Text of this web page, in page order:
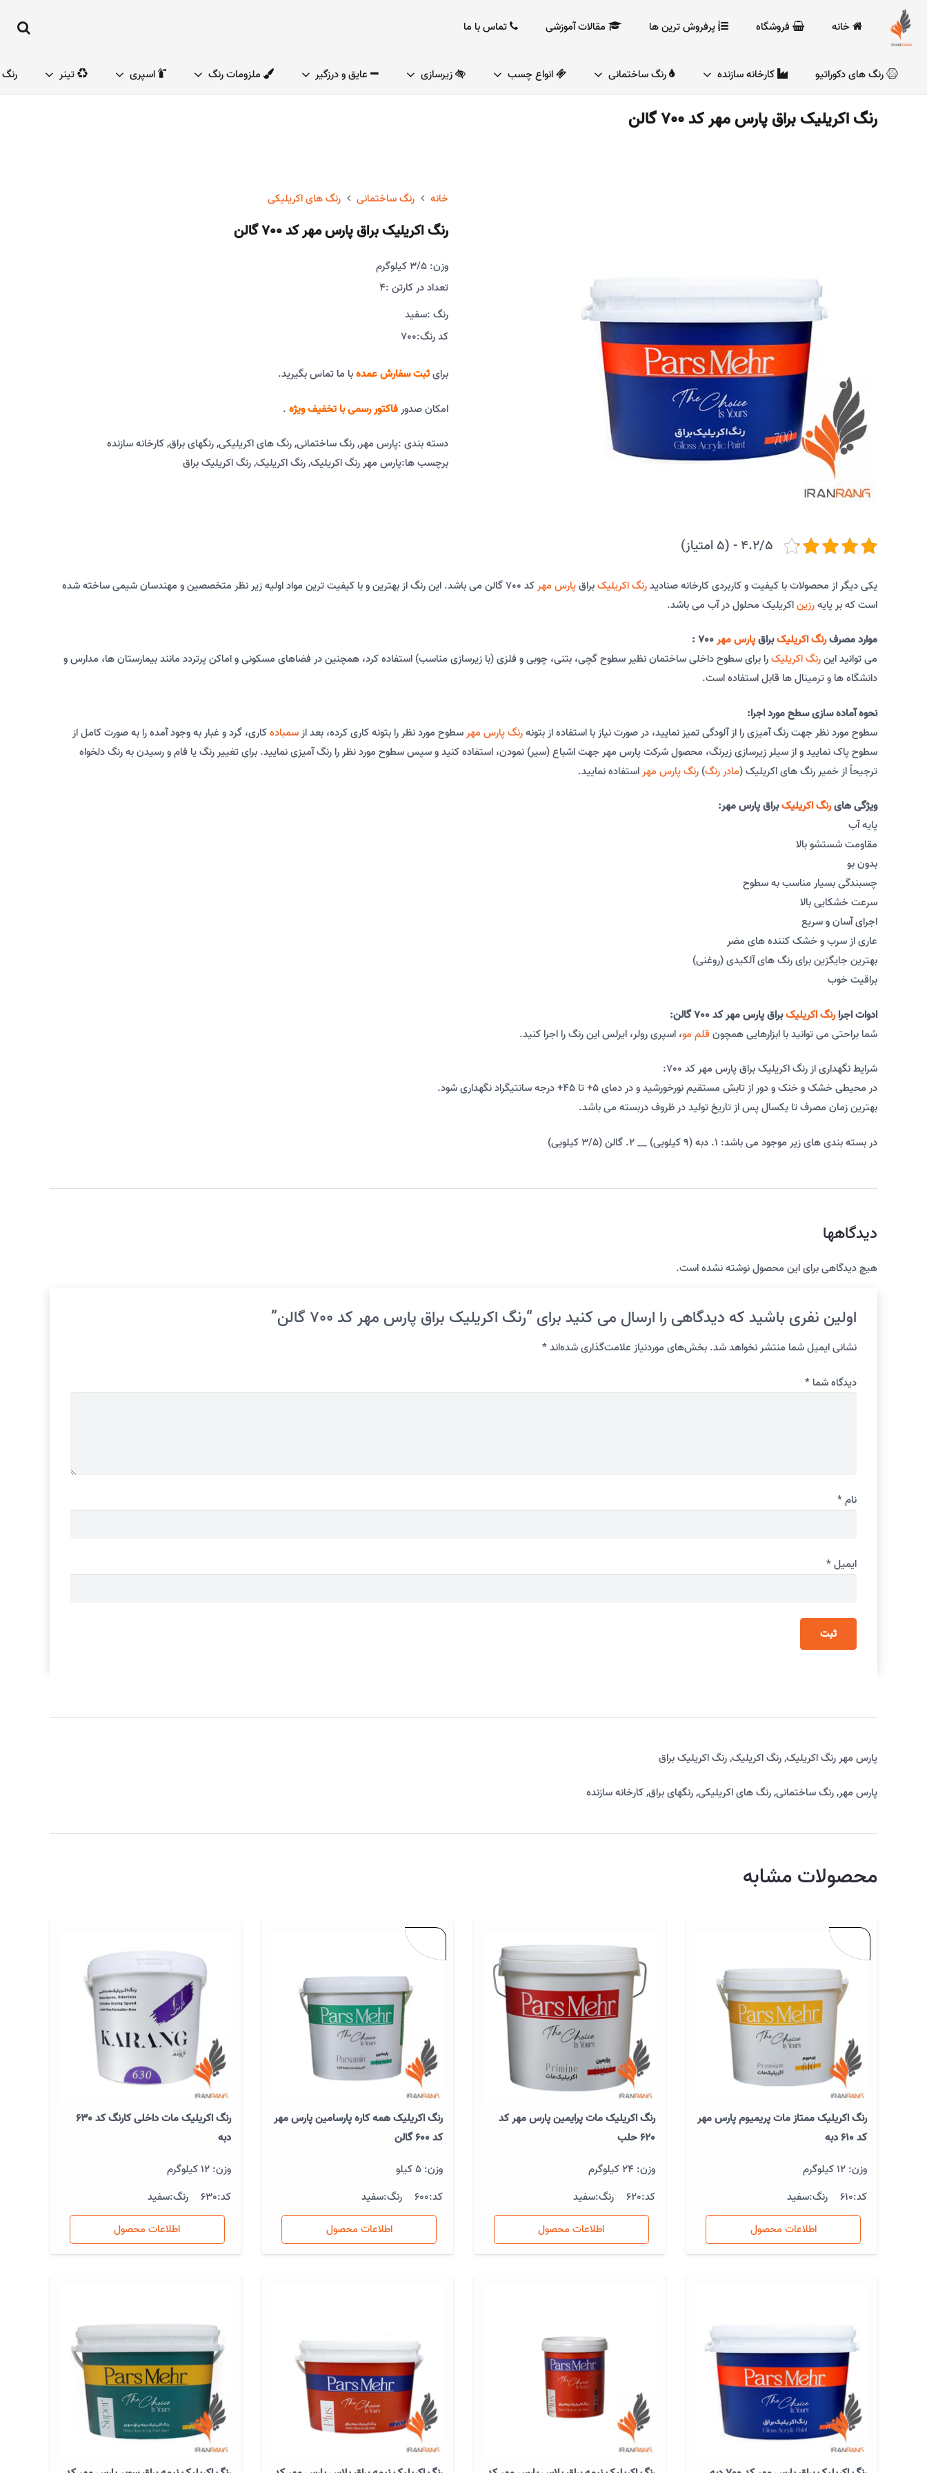
خانه فروشگاه پرفروش ترین ها مقالات آموزشی تماس با ما
رنگ های دکوراتیو کارخانه سازنده رنگ ساختمانی انواع چسب زیرسازی عایق و درزگیر ملزومات رنگ اسپری تینر
رنگ اکریلیک براق پارس مهر کد 700 گالن
خانه رنگ ساختمانی رنگ های اکریلیکی
رنگ اکریلیک براق پارس مهر کد 700 گالن
وزن: 3/5 کیلوگرم
تعداد در کارتن :4
رنگ :سفید
کد رنگ:700
برایثبت سفارش عمدهبا ما تماس بگیرید.
امکان صدورفاکتور رسمی با تخفیف ویژه .
دسته بندی :پارس مهر,رنگ ساختمانی,رنگ های اکریلیکی,رنگهای براق,کارخانه سازنده
برچسب ها:پارس مهر رنگ اکریلیک,رنگ اکریلیک,رنگ اکریلیک براق
4.2/5 - (5 امتیاز)
یکی دیگر از محصولات با کیفیت و کاربردی کارخانه صنادیدرنگ اکریلیکبراقپارس مهر
کد 700 گالن می باشد. این رنگ از بهترین و با کیفیت ترین مواد اولیه زیر نظر متخصصین و مهندسان شیمی ساخته شده
است که بر پایهرزیناکریلیک محلول در آب می باشد.
موارد مصرفرنگ اکریلیکبراقپارس مهر700 :
می توانید اینرنگ اکریلیکرا برای سطوح داخلی ساختمان نظیر سطوح گچی، بتنی، چوبی و فلزی (با زیرسازی مناسب) استفاده کرد، همچنین در فضاهای مسکونی و اماکن پرتردد مانند بیمارستان ها، مدارس و
دانشگاه ها و ترمینال ها قابل استفاده است.
نحوه آماده سازی سطح مورد اجرا:
سطوح مورد نظر جهت رنگ آمیزی را از آلودگی تمیز نمایید، در صورت نیاز با استفاده از بتونهرنگ پارس مهر سطوح مورد نظر را بتونه کاری کرده، بعد از سمبادهکاری، گرد و غبار به وجود آمده را به صورت کامل از
سطوح پاک نمایید و از سیلر زیرسازی زیرنگ، محصول شرکت پارس مهر جهت اشباع (سیر) نمودن، استفاده کنید و سپس سطوح مورد نظر را رنگ آمیزی نمایید. برای تغییر رنگ یا فام و رسیدن به رنگ دلخواه
ترجیحاً از خمیر رنگ های اکریلیک (مادر رنگ) رنگ پارس مهر استفاده نمایید.
ویژگی هایرنگ اکریلیکبراق پارس مهر:
پایه آب
مقاومت شستشو بالا
بدون بو
چسبندگی بسیار مناسب به سطوح
سرعت خشکایی بالا
اجرای آسان و سریع
عاری از سرب و خشک کننده های مضر
بهترین جایگزین برای رنگ های آلکیدی (روغنی)
براقیت خوب
ادوات اجرارنگ اکریلیکبراق پارس مهر کد 700 گالن:
شما براحتی می توانید با ابزارهایی همچونقلم مو، اسپری رولر، ایرلس این رنگ را اجرا کنید.
شرایط نگهداری از رنگ اکریلیک براق پارس مهر کد 700:
در محیطی خشک و خنک و دور از تابش مستقیم نورخورشید و در دمای 5+ تا 45+ درجه سانتیگراد نگهداری شود.
بهترین زمان مصرف تا یکسال پس از تاریخ تولید در ظروف دربسته می باشد.
در بسته بندی های زیر موجود می باشد: 1. دبه (9 کیلویی) __ 2. گالن (3/5 کیلویی)
دیدگاهها
هیچ دیدگاهی برای این محصول نوشته نشده است.
اولین نفری باشید که دیدگاهی را ارسال می کنید برای “رنگ اکریلیک براق پارس مهر کد 700 گالن”
نشانی ایمیل شما منتشر نخواهد شد. بخش‌های موردنیاز علامت‌گذاری شده‌اند*
دیدگاه شما *
نام*
ایمیل*
پارس مهر رنگ اکریلیک,رنگ اکریلیک,رنگ اکریلیک براق
پارس مهر,رنگ ساختمانی,رنگ های اکریلیکی,رنگهای براق,کارخانه سازنده
محصولات مشابه
رنگ اکریلیک ممتاز مات پریمیوم پارس مهر
کد 610 دبه
وزن: 12 کیلوگرم
کد:610 رنگ:سفید
اطلاعات محصول
رنگ اکریلیک مات پرایمین پارس مهر کد
620 حلب
وزن: 24 کیلوگرم
کد:620 رنگ:سفید
اطلاعات محصول
رنگ اکریلیک همه کاره پارسامین پارس مهر
کد 600 گالن
وزن: 5 کیلو
کد:600 رنگ:سفید
اطلاعات محصول
رنگ اکریلیک مات داخلی کارنگ کد 630
دبه
وزن: 12 کیلوگرم
کد:630 رنگ:سفید
اطلاعات محصول